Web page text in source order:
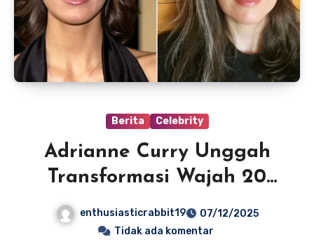
Berita Celebrity
Adrianne Curry Unggah
Transformasi Wajah 20
Tahun: “Menjadi Tua Itu
Menyenangkan!”
enthusiasticrabbit19
07/12/2025
Tidak ada komentar